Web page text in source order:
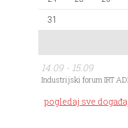
31
14.09 - 15.09
Industrijski forum IRT
pogledaj sve